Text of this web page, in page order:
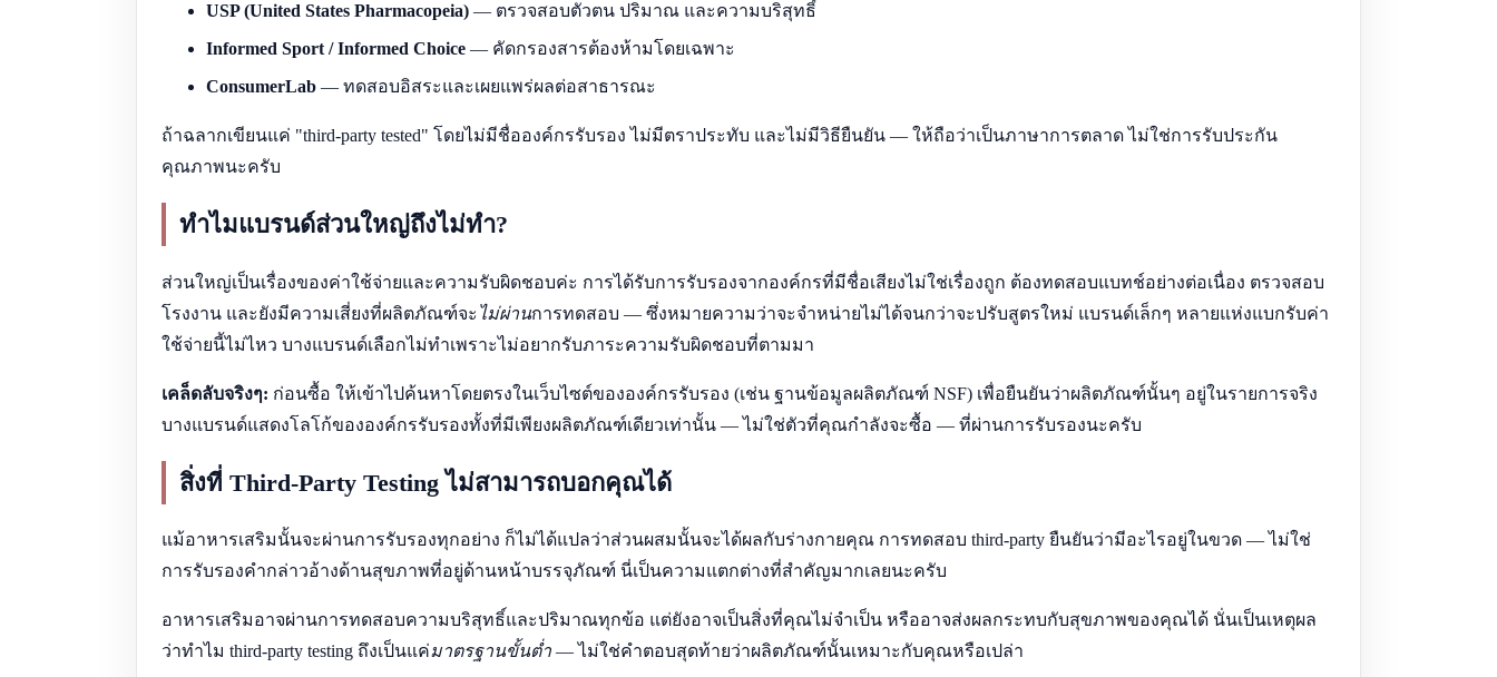
USP (United States Pharmacopeia) — ตรวจสอบตัวตน ปริมาณ และความบริสุทธิ์
Informed Sport / Informed Choice — คัดกรองสารต้องห้ามโดยเฉพาะ
ConsumerLab — ทดสอบอิสระและเผยแพร่ผลต่อสาธารณะ
ถ้าฉลากเขียนแค่ "third-party tested" โดยไม่มีชื่อองค์กรรับรอง ไม่มีตราประทับ และไม่มีวิธียืนยัน — ให้ถือว่าเป็นภาษาการตลาด ไม่ใช่การรับประกัน
คุณภาพนะครับ
ทำไมแบรนด์ส่วนใหญ่ถึงไม่ทำ?
ส่วนใหญ่เป็นเรื่องของค่าใช้จ่ายและความรับผิดชอบค่ะ การได้รับการรับรองจากองค์กรที่มีชื่อเสียงไม่ใช่เรื่องถูก ต้องทดสอบแบทช์อย่างต่อเนื่อง ตรวจสอบ
โรงงาน และยังมีความเสี่ยงที่ผลิตภัณฑ์จะ ไม่ผ่านการทดสอบ — ซึ่งหมายความว่าจะจำหน่ายไม่ได้จนกว่าจะปรับสูตรใหม่ แบรนด์เล็กๆ หลายแห่งแบกรับค่า
ใช้จ่ายนี้ไม่ไหว บางแบรนด์เลือกไม่ทำเพราะไม่อยากรับภาระความรับผิดชอบที่ตามมา
เคล็ดลับจริงๆ: ก่อนซื้อ ให้เข้าไปค้นหาโดยตรงในเว็บไซต์ขององค์กรรับรอง (เช่น ฐานข้อมูลผลิตภัณฑ์ NSF) เพื่อยืนยันว่าผลิตภัณฑ์นั้นๆ อยู่ในรายการจริง
บางแบรนด์แสดงโลโก้ขององค์กรรับรองทั้งที่มีเพียงผลิตภัณฑ์เดียวเท่านั้น — ไม่ใช่ตัวที่คุณกำลังจะซื้อ — ที่ผ่านการรับรองนะครับ
สิ่งที่ Third-Party Testing ไม่สามารถบอกคุณได้
แม้อาหารเสริมนั้นจะผ่านการรับรองทุกอย่าง ก็ไม่ได้แปลว่าส่วนผสมนั้นจะได้ผลกับร่างกายคุณ การทดสอบ third-party ยืนยันว่ามีอะไรอยู่ในขวด — ไม่ใช่
การรับรองคำกล่าวอ้างด้านสุขภาพที่อยู่ด้านหน้าบรรจุภัณฑ์ นี่เป็นความแตกต่างที่สำคัญมากเลยนะครับ
อาหารเสริมอาจผ่านการทดสอบความบริสุทธิ์และปริมาณทุกข้อ แต่ยังอาจเป็นสิ่งที่คุณไม่จำเป็น หรืออาจส่งผลกระทบกับสุขภาพของคุณได้ นั่นเป็นเหตุผล
ว่าทำไม third-party testing ถึงเป็นแค่มาตรฐานขั้นต่ำ — ไม่ใช่คำตอบสุดท้ายว่าผลิตภัณฑ์นั้นเหมาะกับคุณหรือเปล่า